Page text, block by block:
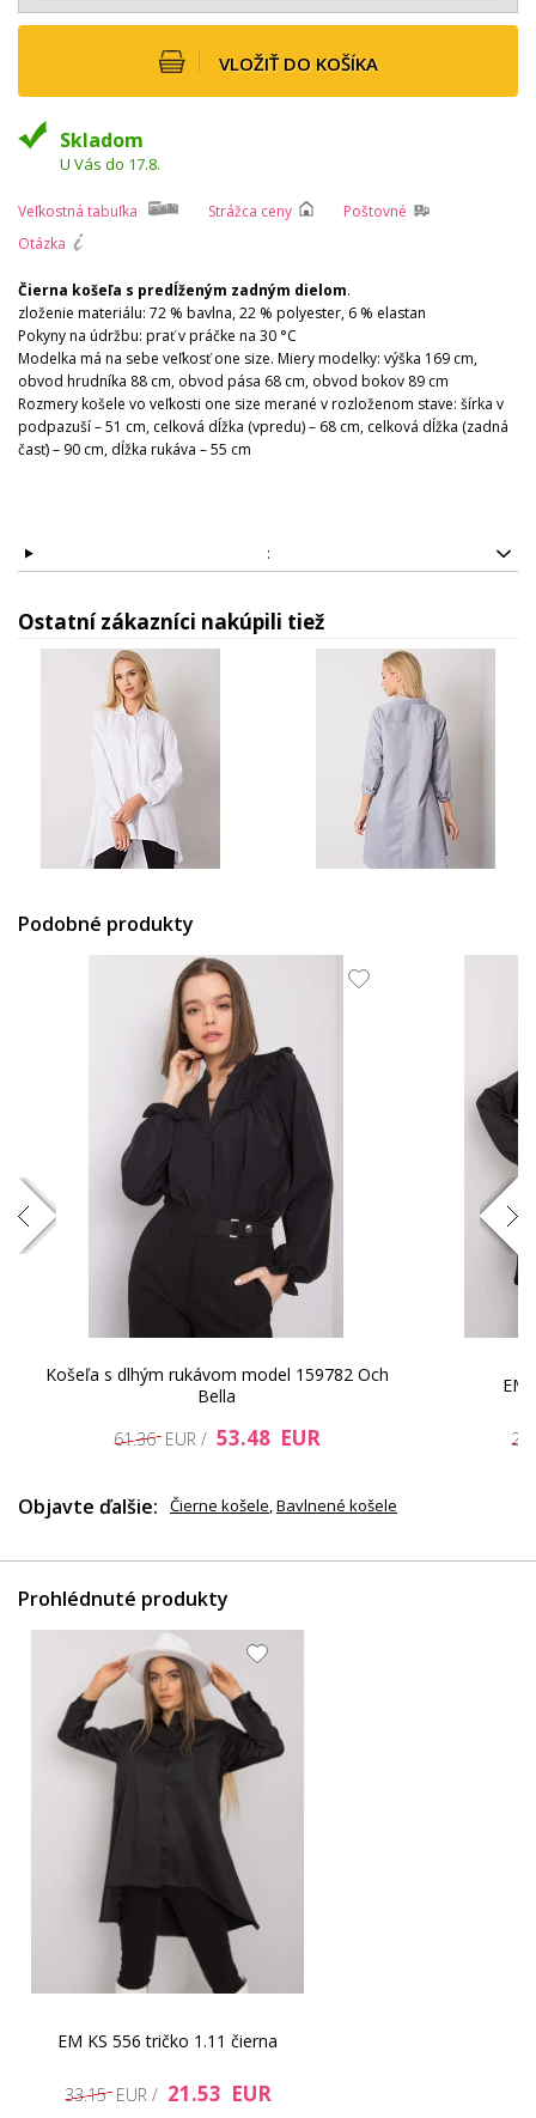
VLOŽIŤ DO KOŠÍKA
Skladom
U Vás do 17.8.
Veľkostná tabuľka Strážca ceny
Poštovné
Otázka
Čierna košeľa s predĺženým zadným dielom.
zloženie materiálu: 72 % bavlna, 22 % polyester, 6 % elastan
Pokyny na údržbu: prať v práčke na 30 °C
Modelka má na sebe veľkosť one size. Miery modelky: výška 169 cm,
obvod hrudníka 88 cm, obvod pása 68 cm, obvod bokov 89 cm
Rozmery košele vo veľkosti one size merané v rozloženom stave: šírka v
podpazuší – 51 cm, celková dĺžka (vpredu) – 68 cm, celková dĺžka (zadná
časť) – 90 cm, dĺžka rukáva – 55 cm
:
Ostatní zákazníci nakúpili tiež
21.53 EUR
Podobné produkty
Košeľa s dlhým rukávom model 159782 Och
Bella
61.36 EUR / 53.48 EUR
EM
Objavte ďalšie: Čierne košele,Bavlnené košele
Prohlédnuté produkty
EM KS 556 tričko 1.11 čierna
33.15 EUR / 21.53 EUR